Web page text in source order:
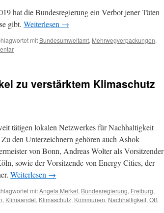
hat die Bundesregierung ein Verbot jener Tüten
gibt. Weiterlesen →
mit Bundesumweltamt, Mehrwegverpackungen,
zu verstärktem Klimaschutz
tätigen lokalen Netzwerkes für Nachhaltigkeit
den Unterzeichnern gehören auch Ashok
von Bonn, Andreas Wolter als Vorsitzender
sowie der Vorsitzende von Energy Cities, der
Weiterlesen →
mitAngela Merkel, Bundesregierung, Freiburg,
, Klimaandel, Klimaschutz, Kommunen, Nachhaltigkeit, OB